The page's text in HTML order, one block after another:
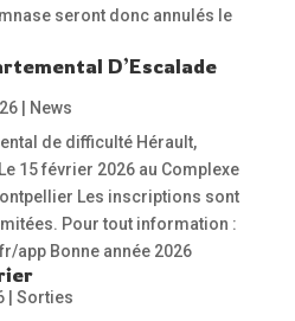
seront donc annulés le
D’Escalade
|
News
de difficulté Hérault,
15 février 2026 au Complexe
Les inscriptions sont
Pour tout information :
app Bonne année 2026
| Sorties